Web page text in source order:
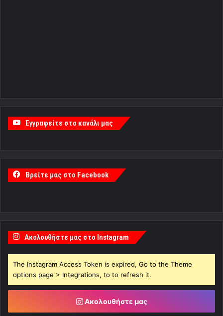
Εγγραφείτε στο κανάλι μας
Βρείτε μας στο Facebook
Ακολουθήστε μας στο Instagram
The Instagram Access Token is expired, Go to the Theme
options page > Integrations, to to refresh it.
Ακολουθήστε μας